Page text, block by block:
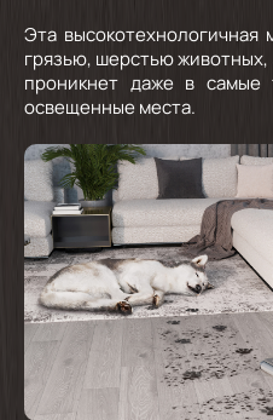
Эта
грязью, шерстью
проникнет даже в самые
освещенные места.